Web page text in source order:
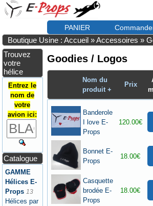
PANIER
Boutique Usine : Accueil »Accessoires »
Trouvez
votre
hélice
Entrez le
nom de
votre
avion ici:
Catalogue
GAMME
Hélices E-
Props 13
Hélices par
Goodies / Logos
Nom du
produit +
Prix
Banderole
I love E-
Props
120.00€
Bonnet E-
Props
18.00€
Casquette
brodée E-
Props
18.00€